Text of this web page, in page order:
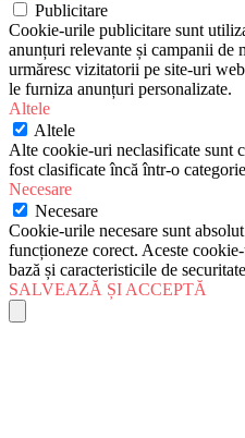
Publicitare
Cookie-urile publicitare sunt
anunțuri relevante și campanii de
urmăresc vizitatorii pe site-uri
le furniza anunțuri personalizate.
Altele
Altele
Alte cookie-uri neclasificate sunt
fost clasificate încă într-o
Necesare
Necesare
Cookie-urile necesare sunt
funcționeze corect. Aceste
bază și caracteristicile de
SALVEAZĂ ȘI ACCEPTĂ